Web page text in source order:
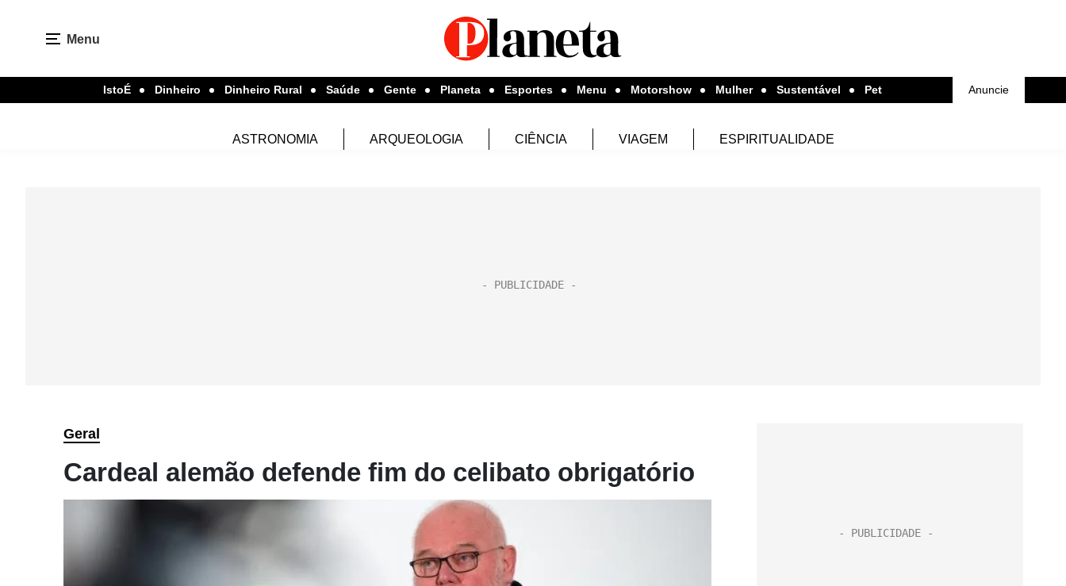
Menu
IstoÉ Dinheiro Dinheiro Rural Saúde Gente Planeta Esportes Menu Motorshow Mulher Sustentável Pet Anuncie
ASTRONOMIA ARQUEOLOGIA CIÊNCIA VIAGEM ESPIRITUALIDADE
Geral
Cardeal alemão defende fim do celibato obrigatório